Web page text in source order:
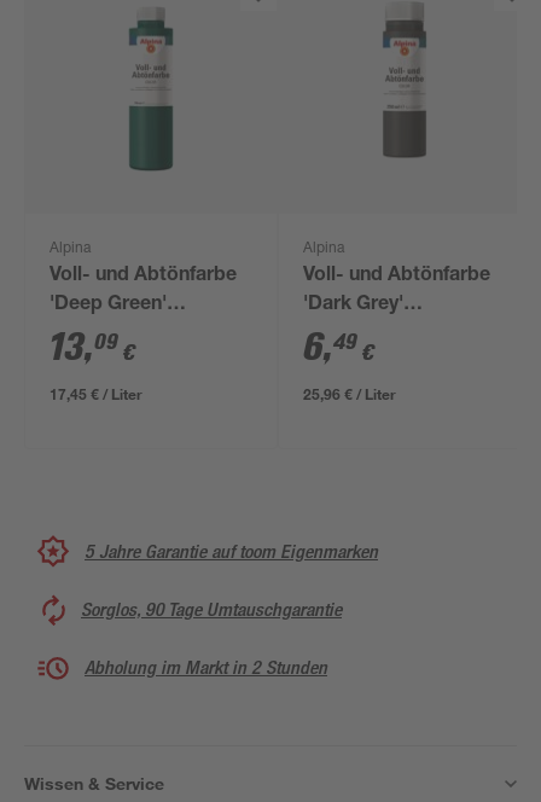
Alpina
Voll- und Abtönfarbe
'Deep Green'
dunkelgrün 750 ml
13,09 €
17,45 € / Liter
Alpina
Voll- und Abtönfarbe
'Dark Grey'
dunkelgrau 250 ml
6,49 €
25,96 € / Liter
5 Jahre Garantie auf toom Eigenmarken
Sorglos, 90 Tage Umtauschgarantie
Abholung im Markt in 2 Stunden
Wissen & Service